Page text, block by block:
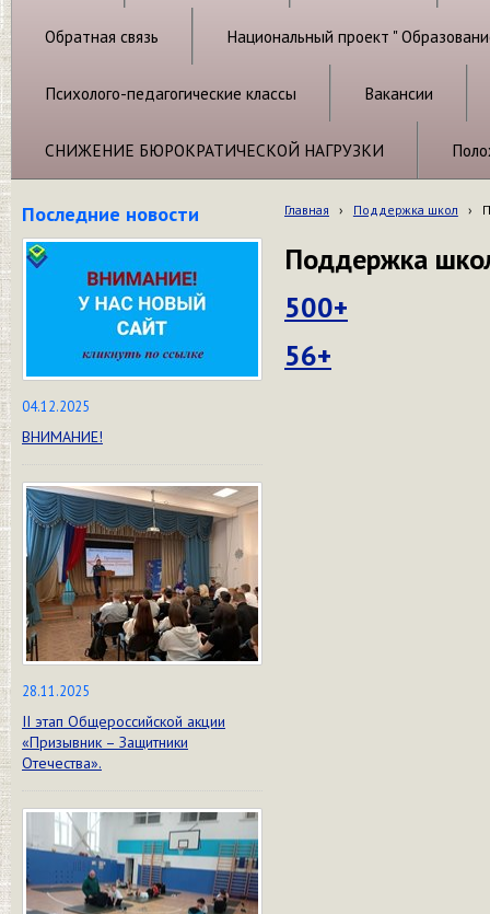
Обратная связь Национальный проект "
Психолого-педагогические классы Вакансии
СНИЖЕНИЕ БЮРОКРАТИЧЕСКОЙ НАГРУЗКИ
Последние новости
04.12.2025
ВНИМАНИЕ!
28.11.2025
II этап Общероссийской акции
«Призывник – Защитники
Отечества».
Главная › Поддержка школ ›
Поддержка
500+
56+